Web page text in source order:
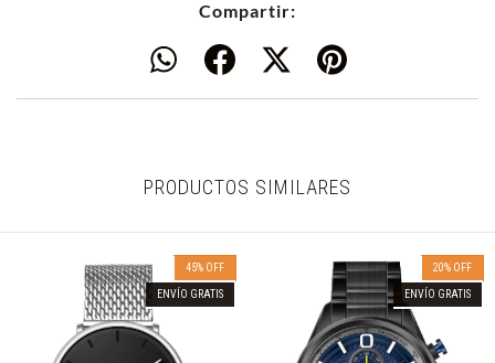
Compartir:
PRODUCTOS SIMILARES
45% OFF
ENVÍO GRATIS
20% OFF
ENVÍO GRATIS